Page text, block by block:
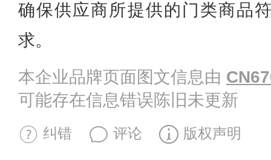
确保供应商所提供的门类商品
求。
本企业品牌页面图文信息由
可能存在信息错误陈旧未更新
纠错 评论 版权声明